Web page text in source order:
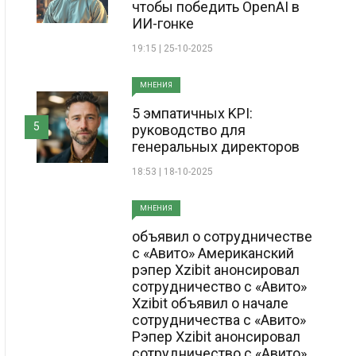
чтобы победить OpenAI в
ИИ-гонке
19:15 | 25-10-2025
МНЕНИЯ
5 эмпатичных KPI:
руководство для
генеральных директоров
18:53 | 18-10-2025
5
МНЕНИЯ
объявил о сотрудничестве
с «Авито» Американский
рэпер Xzibit анонсировал
сотрудничество с «Авито»
Xzibit объявил о начале
сотрудничества с «Авито»
Рэпер Xzibit анонсировал